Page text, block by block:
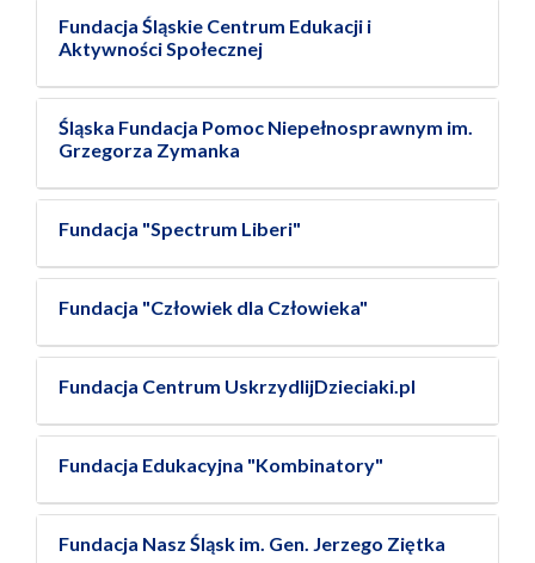
Fundacja Śląskie Centrum Edukacji i
Aktywności Społecznej
Śląska Fundacja Pomoc Niepełnosprawnym im.
Grzegorza Zymanka
Fundacja "Spectrum Liberi"
Fundacja "Człowiek dla Człowieka"
Fundacja Centrum UskrzydlijDzieciaki.pl
Fundacja Edukacyjna "Kombinatory"
Fundacja Nasz Śląsk im. Gen. Jerzego Ziętka